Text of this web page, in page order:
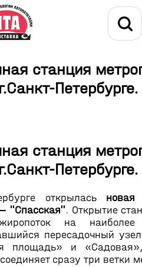
станция
Петербурге.
станция
Петербурге.
открылась новая
"Спасская". Открытие
на наиболее
пересадочный
площадь» и
сразу три ветки